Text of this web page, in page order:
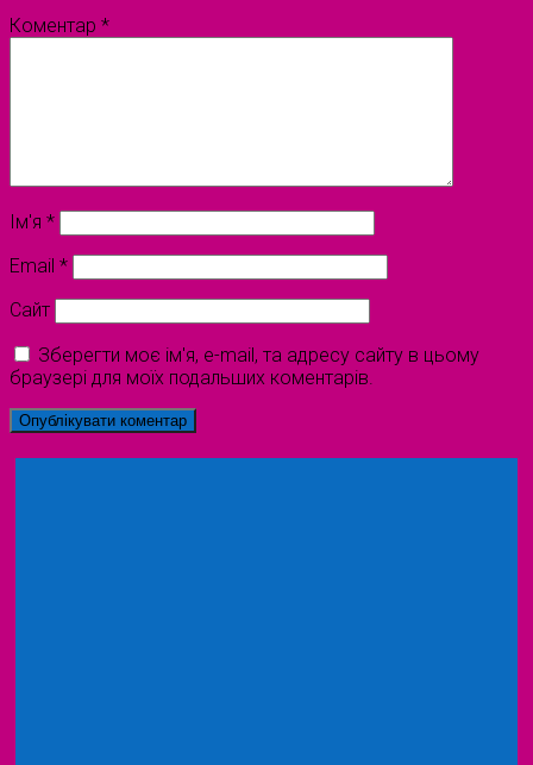
Коментар *
Ім'я *
Email *
Сайт
Зберегти моє ім'я, e-mail, та адресу сайту в цьому
браузері для моїх подальших коментарів.